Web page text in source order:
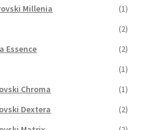
Millenia
(1)
(2)
Essence
(2)
(1)
Chroma
(1)
Dextera
(2)